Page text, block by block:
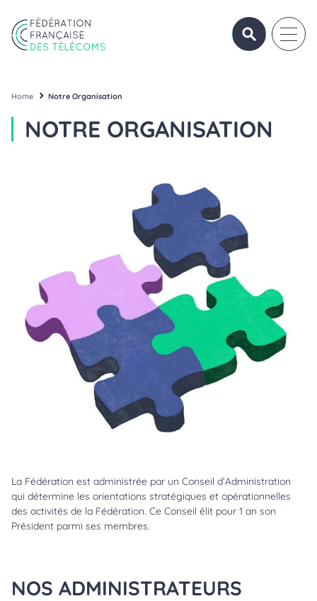
OUVRIR/
Home Notre Organisation
NOTRE ORGANISATION
La Fédération est administrée par un Conseil d’Administration
qui détermine les orientations stratégiques et opérationnelles
des activités de la Fédération. Ce Conseil élit pour 1 an son
Président parmi ses membres.
NOS ADMINISTRATEURS